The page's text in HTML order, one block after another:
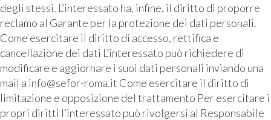
degli stessi. L’interessato ha, infine, il diritto di proporre
reclamo al Garante per la protezione dei dati personali.
Come esercitare il diritto di accesso, rettifica e
cancellazione dei dati L’interessato può richiedere di
modificare e aggiornare i suoi dati personali inviando una
mail a info@sefor-roma.it Come esercitare il diritto di
limitazione e opposizione del trattamento Per esercitare i
propri diritti l’interessato può rivolgersi al Responsabile